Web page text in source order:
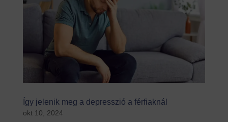
Így jelenik meg a depresszió a férfiaknál
okt 10, 2024